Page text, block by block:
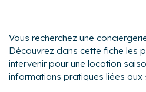
Vous recherchez une
Découvrez dans cette fiche les
intervenir pour une location
informations pratiques liées aux